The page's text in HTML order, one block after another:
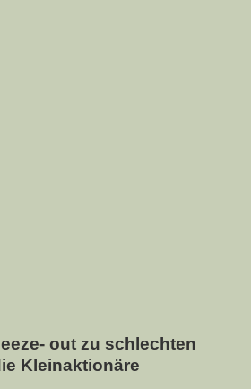
out zu schlechten
Kleinaktionäre